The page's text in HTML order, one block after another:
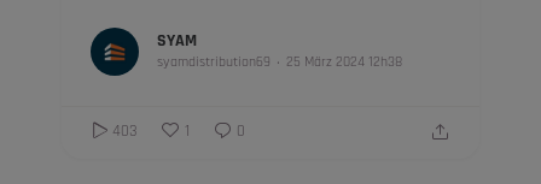
SYAM
syamdistribution69 25 März 2024 12h38
403 1 0